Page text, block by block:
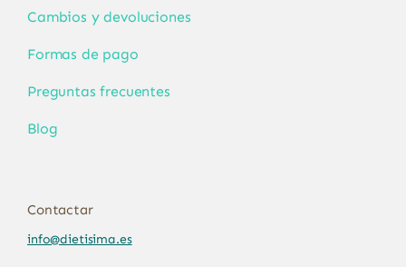
Cambios y devoluciones
Formas de pago
Preguntas frecuentes
Blog
Contactar
info@dietisima.es